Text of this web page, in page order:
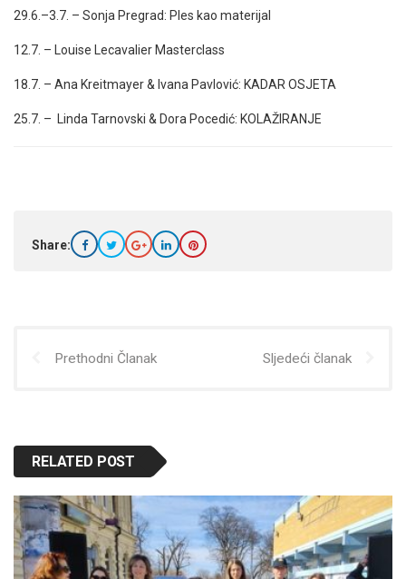
29.6.–3.7. – Sonja Pregrad: Ples kao materijal
12.7. – Louise Lecavalier Masterclass
18.7. – Ana Kreitmayer & Ivana Pavlović: KADAR OSJETA
25.7. – Linda Tarnovski & Dora Pocedić: KOLAŽIRANJE
Share:
Prethodni Članak Sljedeći članak
RELATED POST